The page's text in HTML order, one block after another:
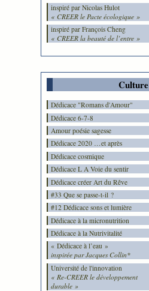
inspiré par Nicolas Hulot
« CREER le Pacte écologique »
inspiré par François Cheng
« CREER la beauté de l’entre »
Culture
Dédicace "Romans d'Amour"
Dédicace 6-7-8
Amour poésie sagesse
Dédicace 2020 …et après
Dédicace cosmique
Dédicace L A Voie du sentir
Dédicace créer Art du Rêve
#33 Que se passe-t-il ?
#12 Dédicace sons et lumière
Dédicace à la micronutrition
Dédicace à la Nutrivitalité
« Dédicace à l’eau »
inspirée par Jacques Collin*
Université de l'innovation
« Re-CREER le développement
durable »